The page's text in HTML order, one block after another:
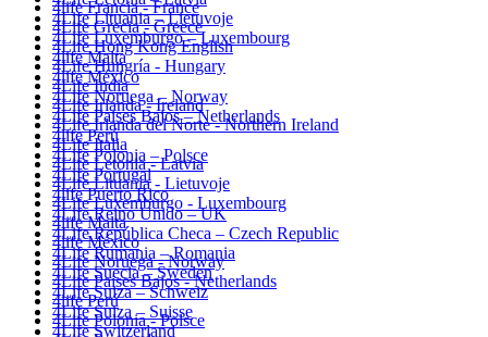
4Life Lituania – Lietuvoje
4Life Luxemburgo – Luxembourg
4life Malta
4life México
4Life Noruega – Norway
4Life Paises Bajos – Netherlands
4life Perú
4Life Polonia – Polsce
4Life Portugal
4life Puerto Rico
4Life Reino Unido – UK
4Life República Checa – Czech Republic
4Life Rumania – Romania
4Life Suecia – Sweden
4Life Suiza – Schweiz
4Life Suiza – Suisse
4Life Switzerland
4life Francia - France
4Life Grecia - Greece
4Life Hong Kong English
4Life Hungría - Hungary
4Life India
4Life Irlanda - Ireland
4Life Irlanda del Norte - Northern Ireland
4Life Italia
4Life Letonia - Latvia
4Life Lituania - Lietuvoje
4Life Luxemburgo - Luxembourg
4life Malta
4life México
4Life Noruega - Norway
4Life Paises Bajos - Netherlands
4life Perú
4Life Polonia - Polsce